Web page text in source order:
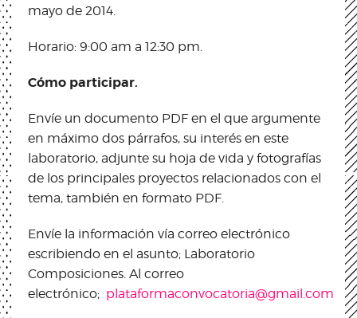
mayo de 2014.
Horario: 9:00 am a 12:30 pm.
Cómo participar.
Envíe un documento PDF en el que argumente
en máximo dos párrafos, su interés en este
laboratorio, adjunte su hoja de vida y fotografías
de los principales proyectos relacionados con el
tema, también en formato PDF.
Envíe la información vía correo electrónico
escribiendo en el asunto; Laboratorio
Composiciones. Al correo
electrónico; plataformaconvocatoria@gmail.com